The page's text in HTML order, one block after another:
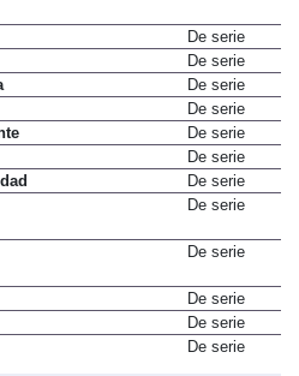
De serie
De serie
De serie
De serie
De serie
De serie
De serie
De serie
De serie
De serie
De serie
De serie